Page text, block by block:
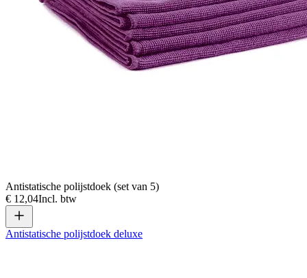
Antistatische polijstdoek (set van 5)
€ 12,04Incl. btw
Antistatische polijstdoek deluxe